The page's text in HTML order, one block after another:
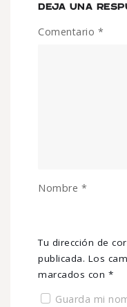
DEJA UNA
Tu dirección de
publicada. Los
marcados con *
Comentario *
Nombre *
Guarda mi